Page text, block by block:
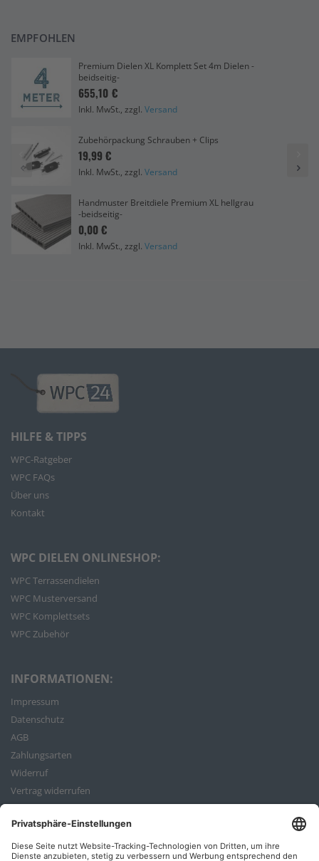
EMPFOHLEN
Premium Dielen XL Komplett Set 4m Dielen -
beidseitig-
655,10 €
Inkl. MwSt., zzgl. Versand
Zubehörpackung Schrauben + Clips
19,99 €
Inkl. MwSt., zzgl. Versand
Handmuster Breitdiele Premium XL hellgrau
-beidseitig-
0,00 €
Inkl. MwSt., zzgl. Versand
HILFE & TIPPS
WPC-Ratgeber
WPC FAQs
Über uns
Kontakt
WPC DIELEN ONLINESHOP:
WPC Terrassendielen
WPC Musterversand
WPC Komplettsets
WPC Zubehör
INFORMATIONEN:
Impressum
Datenschutz
AGB
Zahlungsarten
Widerruf
Vertrag widerrufen
Bestellvorgang
ZAHLUNGSARTEN: